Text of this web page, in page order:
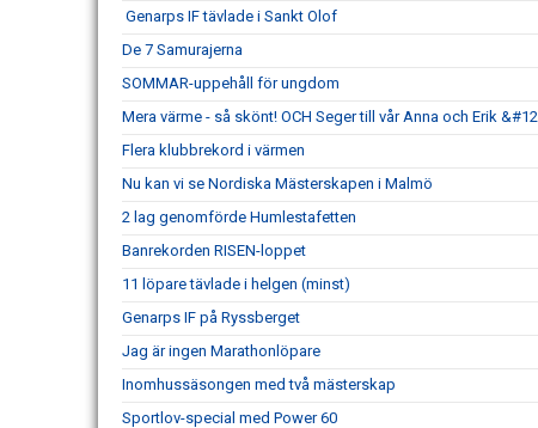
Genarps IF tävlade i Sankt Olof
De 7 Samurajerna
SOMMAR-uppehåll för ungdom
Mera värme - så skönt! OCH Seger till vår Anna och Erik
Flera klubbrekord i värmen
Nu kan vi se Nordiska Mästerskapen i Malmö
2 lag genomförde Humlestafetten
Banrekorden RISEN-loppet
11 löpare tävlade i helgen (minst)
Genarps IF på Ryssberget
Jag är ingen Marathonlöpare
Inomhussäsongen med två mästerskap
Sportlov-special med Power 60